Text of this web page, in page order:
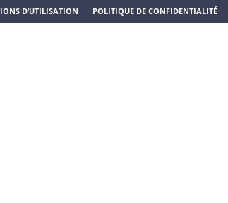
D’UTILISATION POLITIQUE DE CONFIDENTIALITÉ